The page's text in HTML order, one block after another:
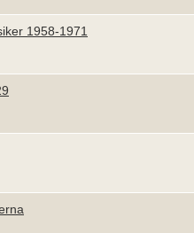
1958-1971